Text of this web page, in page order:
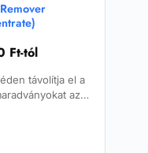
Ft-tól
távolítja el a
az